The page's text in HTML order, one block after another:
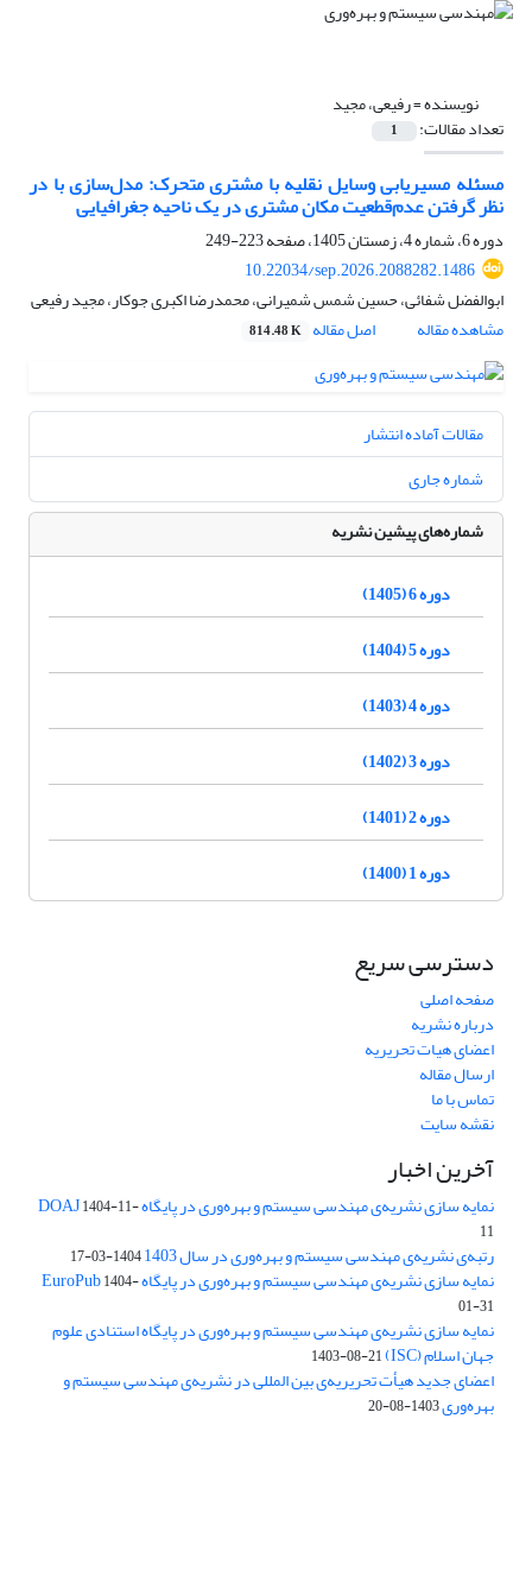
نویسنده =رفیعی، مجید
تعداد مقالات: 1
مسئله مسیریابی وسایل نقلیه با مشتری متحرک: مدل‌سازی با در
نظر گرفتن عدم‌قطعیت مکان مشتری در یک ناحیه جغرافیایی
دوره 6، شماره 4، زمستان 1405، صفحه
223-249
10.22034/sep.2026.2088282.1486
ابوالفضل شفائی، حسین شمس شمیرانی، محمدرضا اکبری جوکار، مجید رفیعی
مشاهده مقاله
اصل مقاله 814.48 K
مقالات آماده انتشار
شماره جاری
شماره‌های پیشین نشریه
دوره 6 (1405)
دوره 5 (1404)
دوره 4 (1403)
دوره 3 (1402)
دوره 2 (1401)
دوره 1 (1400)
دسترسی سریع
صفحه اصلی
درباره نشریه
اعضای هیات تحریریه
ارسال مقاله
تماس با ما
نقشه سایت
آخرین اخبار
نمایه سازی نشریه‌ی مهندسی سیستم و بهره‌وری در پایگاه DOAJ1404-11-
11
رتبه‌ی نشریه‌ی مهندسی سیستم و بهره‌وری در سال 1403 1404-03-17
نمایه سازی نشریه‌ی مهندسی سیستم و بهره‌وری در پایگاه EuroPub1404-
01-31
نمایه سازی نشریه‌ی مهندسی سیستم و بهره‌وری در پایگاه استنادی علوم
جهان اسلام (ISC) 1403-08-21
اعضای جدید هیأت تحریریه‌ی بین المللی در نشریه‌ی مهندسی سیستم و
بهره‌وری1403-08-20